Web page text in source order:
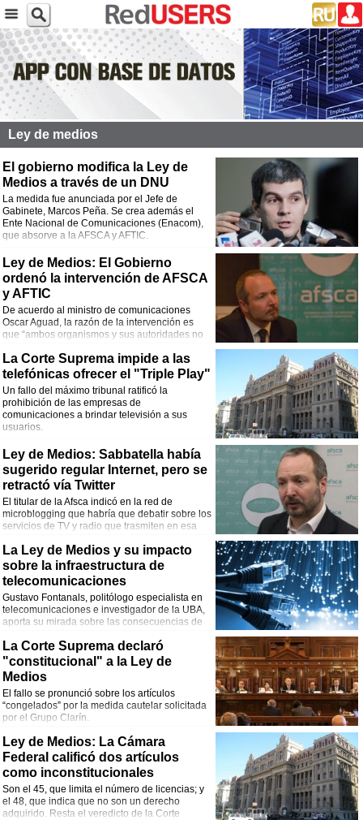
Ley de medios
El gobierno modifica la Ley de
Medios a través de un DNU
La medida fue anunciada por el Jefe de
Gabinete, Marcos Peña. Se crea además el
Ente Nacional de Comunicaciones (Enacom),
que absorve a la AFSCA y AFTIC.
Ley de Medios: El Gobierno
ordenó la intervención de AFSCA
y AFTIC
De acuerdo al ministro de comunicaciones
Oscar Aguad, la razón de la intervención es
que “ambos organismos y sus autoridades no
Ley de Ministerios”.
La Corte Suprema impide a las
telefónicas ofrecer el "Triple Play"
Un fallo del máximo tribunal ratificó la
prohibición de las empresas de
comunicaciones a brindar televisión a sus
usuarios.
Ley de Medios: Sabbatella había
sugerido regular Internet, pero se
retractó vía Twitter
El titular de la Afsca indicó en la red de
microblogging que habría que debatir sobre los
servicios de TV y radio que trasmiten en esa
debate
La Ley de Medios y su impacto
sobre la infraestructura de
telecomunicaciones
Gustavo Fontanals, politólogo especialista en
telecomunicaciones e investigador de la UBA,
aporta su mirada sobre las consecuencias de
tecnológica.
La Corte Suprema declaró
"constitucional" a la Ley de
Medios
El fallo se pronunció sobre los artículos
“congelados” por la medida cautelar solicitada
por el Grupo Clarín.
Ley de Medios: La Cámara
Federal calificó dos artículos
como inconstitucionales
Son el 45, que limita el número de licencias; y
el 48, que indica que no son un derecho
adquirido. Resta el veredicto de la Corte